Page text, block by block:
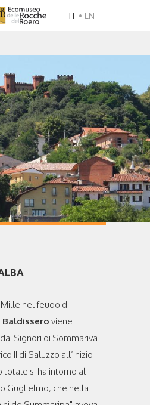
IT • EN
nel feudo di
Baldissero viene
Signori di Sommariva
II di Saluzzo all’inizio
totale si ha intorno al
Guglielmo, che nella